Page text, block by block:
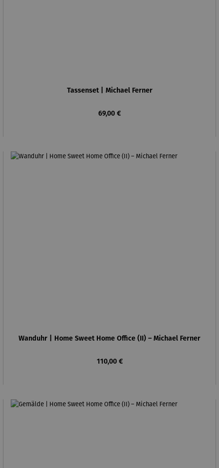
Tassenset | Michael Ferner
Regulärer Preis:
69,00 €
Wanduhr | Home Sweet Home Office (II) – Michael Ferner
Regulärer Preis:
110,00 €